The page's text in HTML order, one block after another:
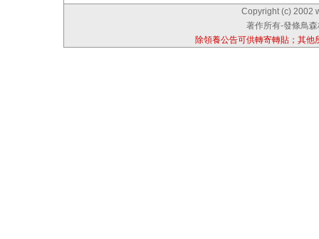
Copyright (c) 2002
著作所有-發條鳥
除領養公告可供轉寄轉貼；其